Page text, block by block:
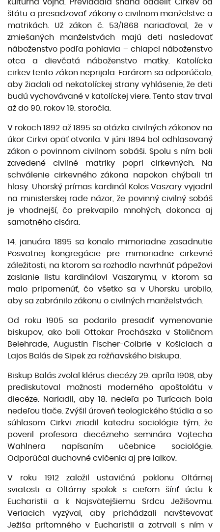
kultúrna vojna. Prevládala snaha oddeliť Cirkev od
štátu a presadzovať zákony o civilnom manželstve a
matrikách. Už zákon č. 53/1868 nariaďoval, že v
zmiešaných manželstvách majú deti nasledovať
náboženstvo podľa pohlavia – chlapci náboženstvo
otca a dievčatá náboženstvo matky. Katolícka
cirkev tento zákon neprijala. Farárom sa odporúčalo,
aby žiadali od nekatolíckej strany vyhlásenie, že deti
budú vychovávané v katolíckej viere. Tento stav trval
až do 90. rokov 19. storočia.
V rokoch 1892 až 1895 sa otázka civilných zákonov na
úkor Cirkvi opäť otvorila. V júni 1894 bol odhlasovaný
zákon o povinnom civilnom sobáši. Spolu s ním boli
zavedené civilné matriky popri cirkevných. Na
schválenie cirkevného zákona napokon chýbali tri
hlasy. Uhorský prímas kardinál Kolos Vaszary vyjadril
na ministerskej rade názor, že povinný civilný sobáš
je vhodnejší, čo prekvapilo mnohých, dokonca aj
samotného cisára.
14. januára 1895 sa konalo mimoriadne zasadnutie
Posvätnej kongregácie pre mimoriadne cirkevné
záležitosti, na ktorom sa rozhodlo navrhnúť pápežovi
zaslanie listu kardinálovi Vaszarymu, v ktorom sa
malo pripomenúť, čo všetko sa v Uhorsku urobilo,
aby sa zabránilo zákonu o civilných manželstvách.
Od roku 1905 sa podarilo presadiť vymenovanie
biskupov, ako boli Ottokar Prochászka v Stoličnom
Belehrade, Augustín Fischer-Colbrie v Košiciach a
Lajos Balás de Sipek za rožňavského biskupa.
Biskup Balás zvolal klérus diecézy 29. apríla 1908, aby
prediskutoval možnosti moderného apoštolátu v
diecéze. Nariadil, aby 18. nedeľa po Turícach bola
nedeľou tlače. Zvýšil úroveň teologického štúdia a so
súhlasom Cirkvi zriadil katedru sociológie tým, že
poveril profesora diecézneho seminára Vojtecha
Wahlnera napísaním učebnice sociológie.
Odporúčal duchovné cvičenia aj pre laikov.
V roku 1912 založil ustavičnú poklonu Oltárnej
sviatosti a Oltárny spolok s cieľom šíriť úctu k
Eucharistii a k Najsvätejšiemu Srdcu Ježišovmu.
Veriacich vyzýval, aby prichádzali navštevovať
Ježiša prítomného v Eucharistii a zotrvali s ním v